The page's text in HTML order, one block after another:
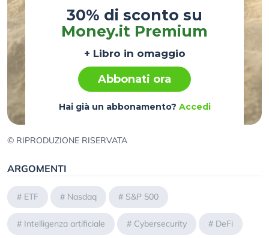
30% di sconto su
Money.it Premium
+ Libro in omaggio
Abbonati ora
Hai già un abbonamento? Accedi
© RIPRODUZIONE RISERVATA
ARGOMENTI
# ETF # Nasdaq # S&P 500
# Intelligenza artificiale # Cybersecurity # DeFi